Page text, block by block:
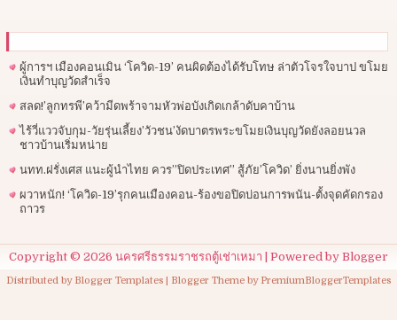
ผู้การฯ​ เมืองคอนเมิน ‘โควิด-19’ คนผิดต้องได้รับโทษ ล่าตัวโจรใจบาป ขโมย
เงินทำบุญวัดสำเร็จ
สลด!’ลูกทรพี’คว้ามีดพร้าจามหัวพ่อบังเกิดเกล้าดับคาบ้าน
ไร้วี่แววจับกุม-วัยรุ่นเลี้ยง’วัวชน’งัดบาตรพระขโมยเงินบุญวัดยังลอยนวล
ชาวบ้านเริ่มหน่าย
นทท.ฝรั่งเศส แนะผู้นำไทย ควร”ปิดประเทศ” สู้ภัย’โควิด’ ยิ่งนานยิ่งพัง
ผวาหนัก! ‘โควิด-19’รุกคนเมืองคอน-ร้องขอปิดบ่อนการพนัน-ตั้งจุดคัดกรอง
ถาวร
Copyright © 2026 นครศรีธรรมราชรถตู้เช่าเหมา | Powered by Blogger
Distributed by Blogger Templates | Blogger Theme by PremiumBloggerTemplates